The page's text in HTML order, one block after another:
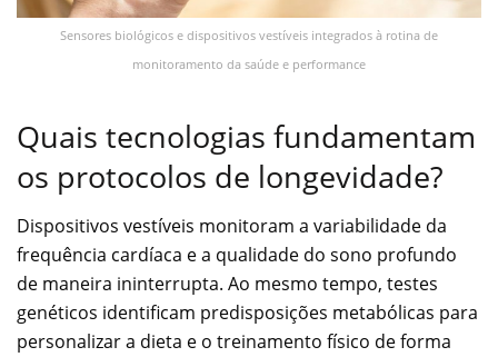
Sensores biológicos e dispositivos vestíveis integrados à rotina de
monitoramento da saúde e performance
Quais tecnologias fundamentam
os protocolos de longevidade?
Dispositivos vestíveis monitoram a variabilidade da
frequência cardíaca e a qualidade do sono profundo
de maneira ininterrupta. Ao mesmo tempo, testes
genéticos identificam predisposições metabólicas para
personalizar a dieta e o treinamento físico de forma